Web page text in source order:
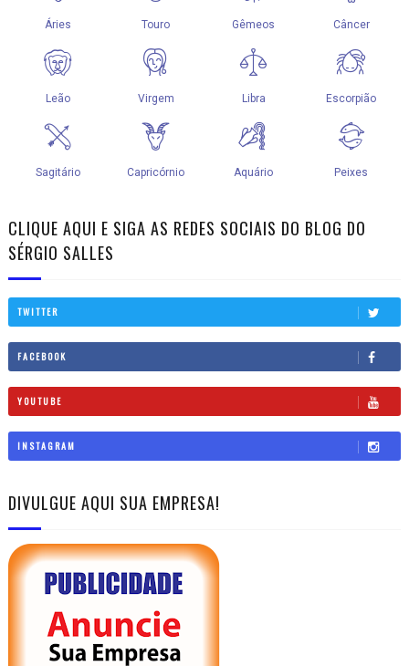
CLIQUE AQUI E SIGA AS REDES SOCIAIS DO BLOG DO
SÉRGIO SALLES
TWITTER
FACEBOOK
YOUTUBE
INSTAGRAM
DIVULGUE AQUI SUA EMPRESA!